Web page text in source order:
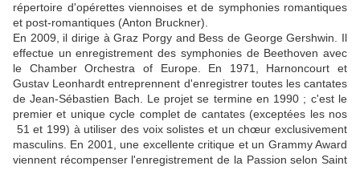
répertoire d'opérettes viennoises et de symphonies romantiques
et post-romantiques (Anton Bruckner).
En 2009, il dirige à Graz Porgy and Bess de George Gershwin. Il
effectue un enregistrement des symphonies de Beethoven avec
le Chamber Orchestra of Europe. En 1971, Harnoncourt et
Gustav Leonhardt entreprennent d'enregistrer toutes les cantates
de Jean-Sébastien Bach. Le projet se termine en 1990 ; c'est le
premier et unique cycle complet de cantates (exceptées les nos
51 et 199) à utiliser des voix solistes et un chœur exclusivement
masculins. En 2001, une excellente critique et un Grammy Award
viennent récompenser l'enregistrement de la Passion selon Saint